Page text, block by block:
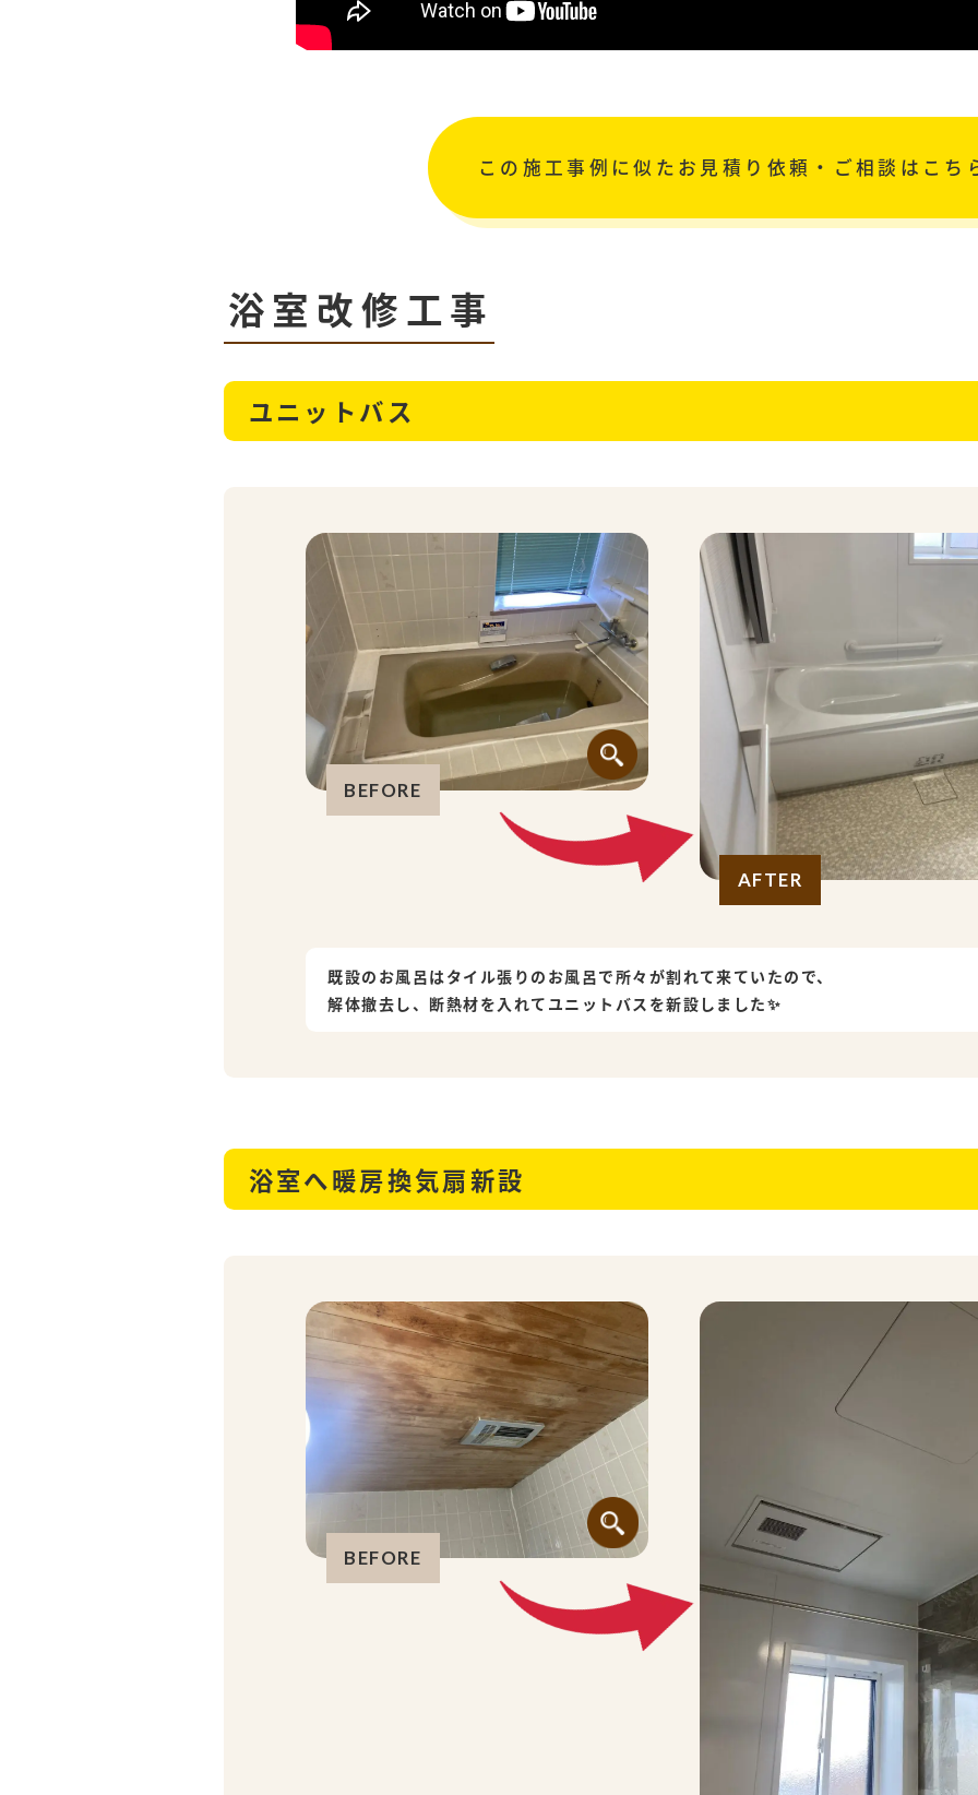
この施工事例に似た お見積り依頼・ご相談はこち
浴室改修工事
ユニットバス
BEFORE
AFTER
既設のお風呂はタイル張りのお風呂で所々が割れて来ていたので、
解体撤去し、断熱材を入れてユニットバスを新設しました✨
浴室へ暖房換気扇新設
BEFORE